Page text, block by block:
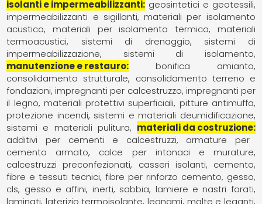
isolanti e impermeabilizzanti geosintetici e geotessili
impermeabilizzanti e sigillanti materiali per isolamento
acustico
materiali per isolamento termico
materiali
termoacustici
sistemi di drenaggio
sistemi di
impermeabilizzazione
sistemi di isolamento
manutenzione e restauro
bonifica amianto
consolidamento strutturale
consolidamento terreno e
fondazioni impregnanti per calcestruzzo impregnanti per
il legno materiali protettivi superficiali pitture antimuffa
protezione incendi sistemi e materiali deumidificazione
sistemi e materiali pulitura
materiali da costruzione
additivi per cementi e calcestruzzi
armature per
cemento armato
calce per intonaci e murature
calcestruzzi preconfezionati
casseri isolanti
cemento
fibre e tessuti tecnici fibre per rinforzo cemento, gesso,
cls gesso e affini inerti, sabbia lamiere e nastri forati
laminati laterizio termoisolante legnami malte e leganti